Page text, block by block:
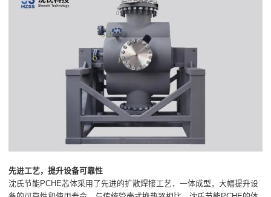
先进工艺，提升设备可靠性
沈氏节能PCHE芯体采用了先进的扩散焊接工艺，一体成型，大幅提升设